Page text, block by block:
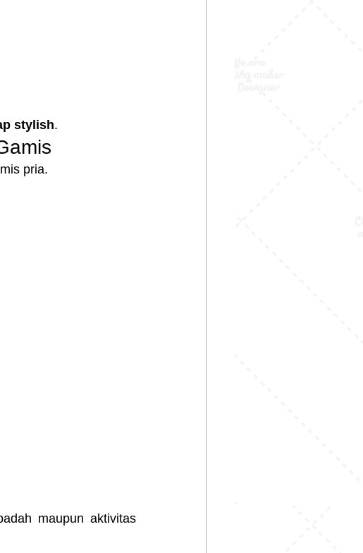
stylish.
pria.
maupun aktivitas